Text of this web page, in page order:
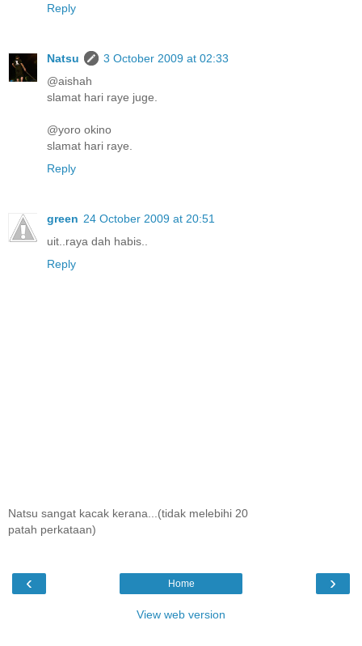
Reply
Natsu
3 October 2009 at 02:33
@aishah
slamat hari raye juge.
@yoro okino
slamat hari raye.
Reply
green 24 October 2009 at 20:51
uit..raya dah habis..
Reply
Natsu sangat kacak kerana...(tidak melebihi 20
patah perkataan)
‹ ›
Home
View web version